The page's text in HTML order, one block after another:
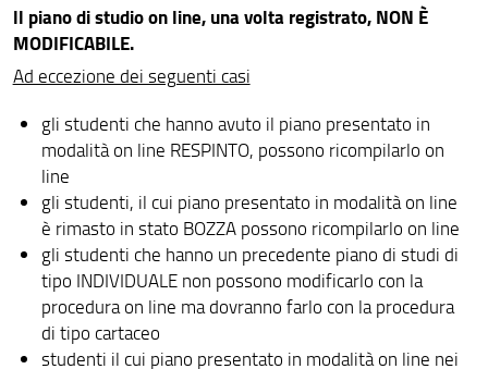
ll piano di studio on line, una volta registrato, NON È
MODIFICABILE.
Ad eccezione dei seguenti casi
gli studenti che hanno avuto il piano presentato in
modalità on line RESPINTO, possono ricompilarlo on
line
gli studenti, il cui piano presentato in modalità on line
è rimasto in stato BOZZA possono ricompilarlo on line
gli studenti che hanno un precedente piano di studi di
tipo INDIVIDUALE non possono modificarlo con la
procedura on line ma dovranno farlo con la procedura
di tipo cartaceo
studenti il cui piano presentato in modalità on line nei